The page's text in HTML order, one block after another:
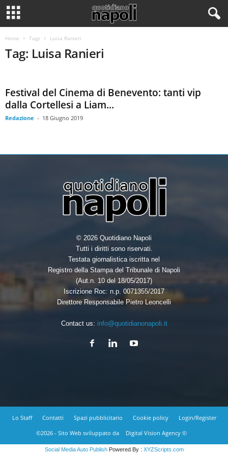
Home Tags Luisa Ranieri
Tag: Luisa Ranieri
Festival del Cinema di Benevento: tanti vip
dalla Cortellesi a Liam...
Redazione - 18 Giugno 2019
© 2026 Quotidiano Napoli
Tutti i diritti sono riservati.
Testata giornalistica iscritta nel
Registro della Stampa del Tribunale di Napoli
(Aut.n. 10 del 18/05/2017)
Iscrizione Roc: n.p. 0071355/2017
Direttore Responsabile Pietro Leoncelli
Contact us: info@quotidianonapoli.it
Lo Staff Contatti Spazi pubblicitario Cookie policy
Login/Register
©2026 - Sito Web sviluppato da
Digital Vision Agency ©
Social Media Auto PublishPowered By : XYZScripts.com